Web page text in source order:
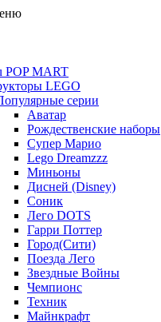
POP MART
LEGO
серии
Аватар
Рождественские наборы
Супер Марио
Lego Dreamzzz
Миньоны
Дисней (Disney)
Соник
Лего DOTS
Гарри Поттер
Город(Сити)
Поезда Лего
Звездные Войны
Чемпионс
Техник
Майнкрафт